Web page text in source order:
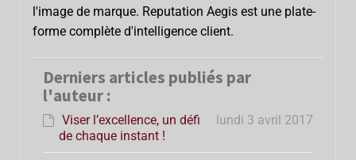
l'image de marque. Reputation Aegis est une plate-
forme complète d'intelligence client.
Derniers articles publiés par
l'auteur :
lundi 3 avril 2017
Viser l’excellence, un défi
de chaque instant !